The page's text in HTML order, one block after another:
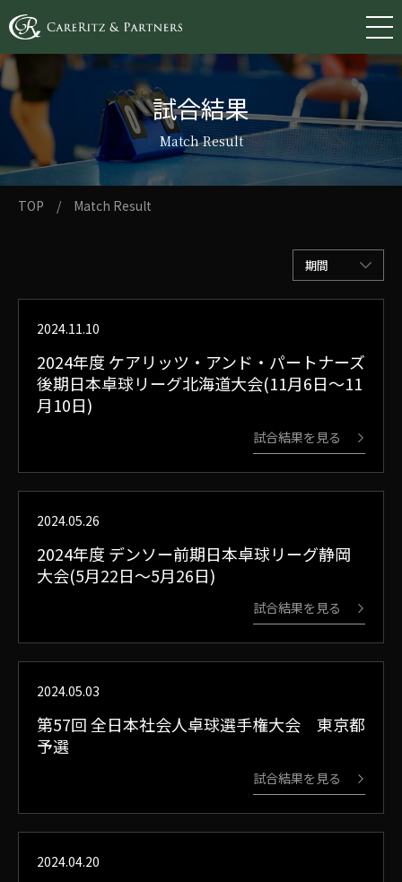
試合結果
Match Result
TOP / Match Result
期間
2024.11.10
2024年度 ケアリッツ・アンド・パートナーズ
後期日本卓球リーグ北海道大会(11月6日～11
月10日)
試合結果を見る
2024.05.26
2024年度 デンソー前期日本卓球リーグ静岡
大会(5月22日～5月26日)
試合結果を見る
2024.05.03
第57回 全日本社会人卓球選手権大会 東京都
予選
試合結果を見る
2024.04.20